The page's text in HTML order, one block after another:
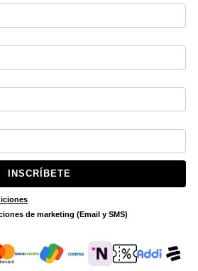
INSCRÍBETE
de marketing (Email y SMS)